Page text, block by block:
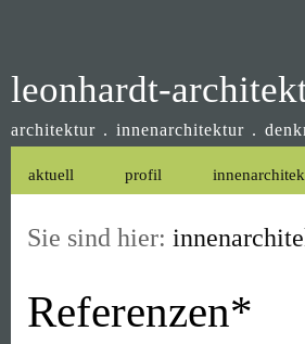
leonhardt-
architektur . innenarchitektur .
aktuell profil
Sie sind hier:
Referenzen*